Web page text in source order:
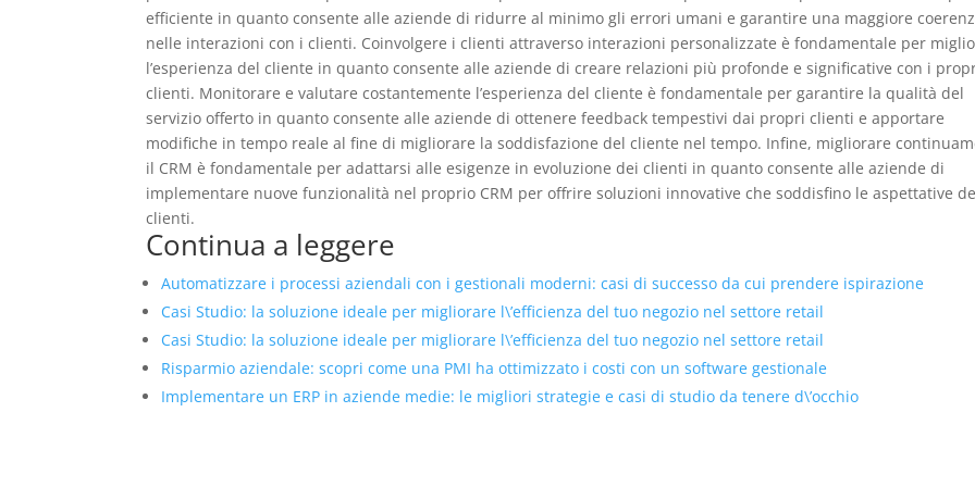
efficiente in quanto consente alle aziende di ridurre al minimo gli errori umani e garantire una maggiore
nelle interazioni con i clienti. Coinvolgere i clienti attraverso interazioni personalizzate è fondamentale per
l’esperienza del cliente in quanto consente alle aziende di creare relazioni più profonde e significative con i
clienti. Monitorare e valutare costantemente l’esperienza del cliente è fondamentale per garantire la qualità del
servizio offerto in quanto consente alle aziende di ottenere feedback tempestivi dai propri clienti e apportare
modifiche in tempo reale al fine di migliorare la soddisfazione del cliente nel tempo. Infine, migliorare
il CRM è fondamentale per adattarsi alle esigenze in evoluzione dei clienti in quanto consente alle aziende di
implementare nuove funzionalità nel proprio CRM per offrire soluzioni innovative che soddisfino le aspettative
clienti.
Continua a leggere
Automatizzare i processi aziendali con i gestionali moderni: casi di successo da cui prendere ispirazione
Casi Studio: la soluzione ideale per migliorare l\’efficienza del tuo negozio nel settore retail
Casi Studio: la soluzione ideale per migliorare l\’efficienza del tuo negozio nel settore retail
Risparmio aziendale: scopri come una PMI ha ottimizzato i costi con un software gestionale
Implementare un ERP in aziende medie: le migliori strategie e casi di studio da tenere d\’occhio